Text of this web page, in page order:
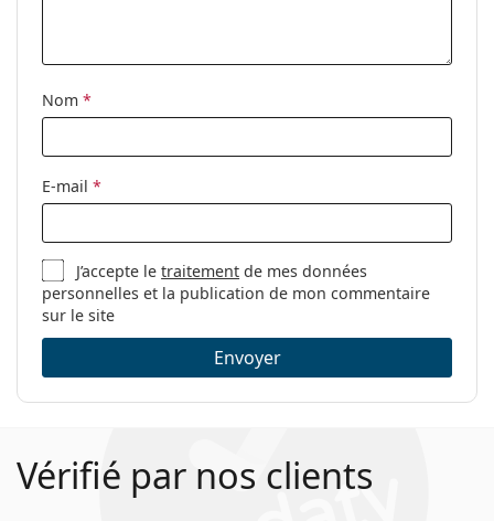
nettoyage:
Sexe:
Catégorie:
Marque:
Tommy Hilfiger
Code:
TH 2049 003 18 53
Nom *
E-mail *
J’accepte letraitement de mes données
personnelles et la publication de mon commentaire
sur le site
Envoyer
Vérifié par nos clients